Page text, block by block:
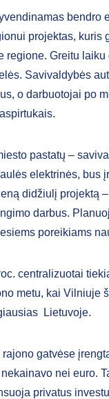
bendro
projektas, kuris
regione. Greitu
Savivaldybės
o darbuotojai po
pastatų –
elektrinės, bus
didžiulį projektą
darbus.
poreikiams
centralizuotai
metu, kai Vilniuje
Lietuvoje.
rajono gatvėse
nei euro.
privatus